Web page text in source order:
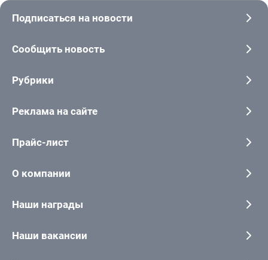
Подписаться на новости
Сообщить новость
Рубрики
Реклама на сайте
Прайс-лист
О компании
Наши награды
Наши вакансии